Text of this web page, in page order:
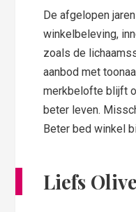
De afgelopen
winkelbeleving,
zoals de
aanbod met
merkbelofte blijft
beter leven.
Beter bed winkel
Liefs